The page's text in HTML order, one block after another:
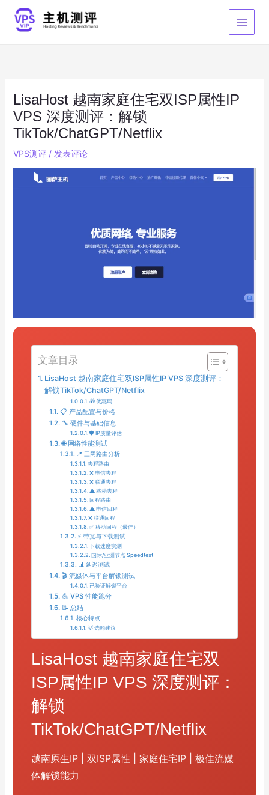
LisaHost 越南家庭住宅双ISP属性IP
VPS 深度测评：解锁
TikTok/ChatGPT/Netflix
VPS测评/ 发表评论
文章目录
LisaHost 越南家庭住宅双ISP属性IP VPS 深度测评：
解锁TikTok/ChatGPT/Netflix
🎁 优惠码
📋 产品配置与价格
🔧 硬件与基础信息
🛡️ IP质量评估
🌐 网络性能测试
📍 三网路由分析
去程路由
❌ 电信去程
❌ 联通去程
⚠️ 移动去程
回程路由
⚠️ 电信回程
❌ 联通回程
✅ 移动回程（最佳）
⚡ 带宽与下载测试
下载速度实测
国际/亚洲节点 Speedtest
📊 延迟测试
🎬 流媒体与平台解锁测试
已验证解锁平台
💪 VPS 性能跑分
📝 总结
核心特点
💡 选购建议
LisaHost 越南家庭住宅双
ISP属性IP VPS 深度测评：
解锁
TikTok/ChatGPT/Netflix
越南原生IP | 双ISP属性 | 家庭住宅IP | 极佳流媒
体解锁能力